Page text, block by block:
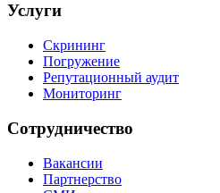
Услуги
Скрининг
Погружение
Репутационный аудит
Мониторинг
Сотрудничество
Вакансии
Партнерство